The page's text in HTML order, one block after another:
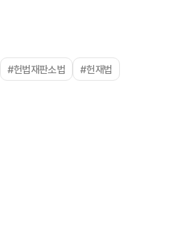
#헌법재판소법 #헌재법